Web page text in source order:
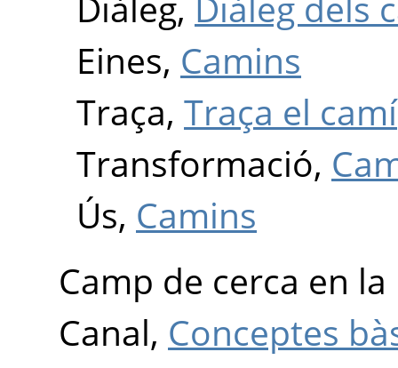
Eines, Camins
Traça, Traça el camí
Transformació,
Ús, Camins
Camp de cerca en
Canal, Conceptes